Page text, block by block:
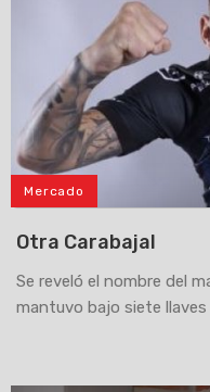
Mercado
Otra Carabajal
Se reveló el nombre del
mantuvo bajo siete llaves